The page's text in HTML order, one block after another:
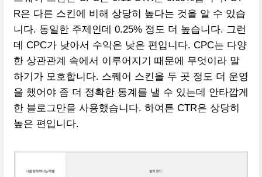
R은 다른 스킨에 비해 상당히 높다는 것을 알 수 있습
니다. 동일한 주제인데 0.25% 정도 더 높습니다. 그런
데 CPC가 낮아서 수익은 낮은 편입니다. CPC는 다양
한 상관관계 속에서 이루어지기 때문에 무엇이라 말
하기가 모호합니다. 스퀘어 스킨을 두 곳 정도 더 운영
을 했어야 좀 더 정확한 통계를 낼 수 있는데 안타깝게
한 블로그만을 사용했습니다. 하여튼 CTR은 상당히
높은 편입니다.